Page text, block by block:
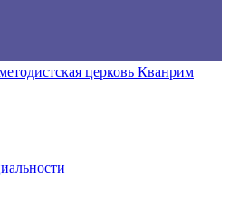
церковь Кванрим